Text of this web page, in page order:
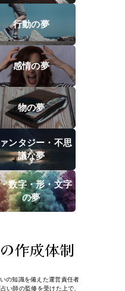
行動の夢
感情の夢
物の夢
ンタジー・不思
議な夢
数字・形・文字
の夢
作成体制
の知識を備えた運営責任者
い師の監修を受けた上で、